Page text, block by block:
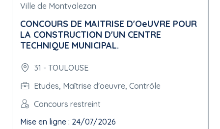
Ville de Montvalezan
CONCOURS DE MAITRISE D'OeUVRE POUR
LA CONSTRUCTION D'UN CENTRE
TECHNIQUE MUNICIPAL.
31 - TOULOUSE
Etudes, Maîtrise d'oeuvre, Contrôle
Concours restreint
Mise en ligne : 24/07/2026